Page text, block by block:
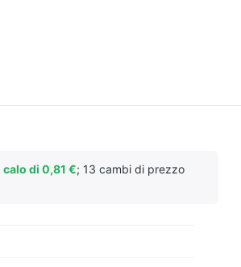
calo di 0,81 €; 13 cambi di prezzo